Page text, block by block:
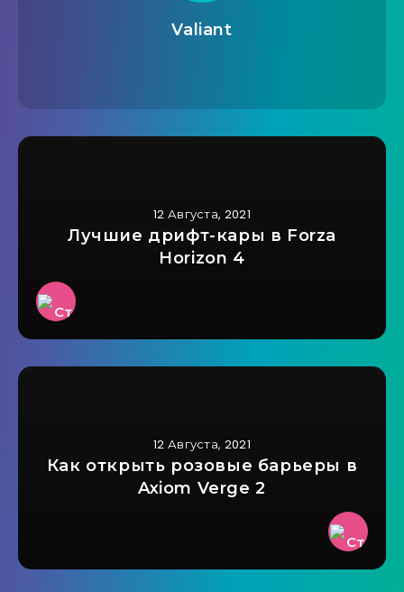
Valiant
12 Августа, 2021
Лучшие дрифт-кары в Forza
Horizon 4
12 Августа, 2021
Как открыть розовые барьеры в
Axiom Verge 2